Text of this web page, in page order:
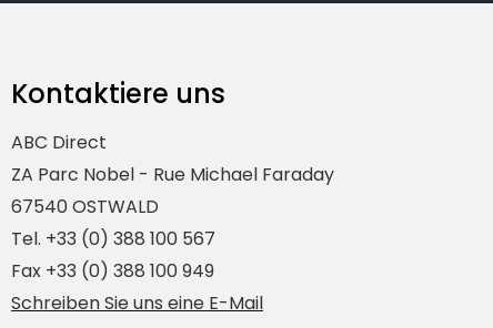
Kontaktiere uns
ABC Direct
ZA Parc Nobel - Rue Michael Faraday
67540 OSTWALD
Tel. +33 (0) 388 100 567
Fax +33 (0) 388 100 949
Schreiben Sie uns eine E-Mail